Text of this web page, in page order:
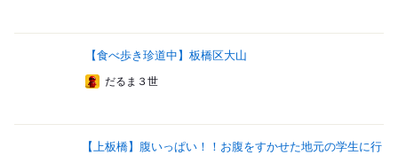
【食べ歩き珍道中】板橋区大山
だるま３世
【上板橋】腹いっぱい！！お腹をすかせた地元の学生に行